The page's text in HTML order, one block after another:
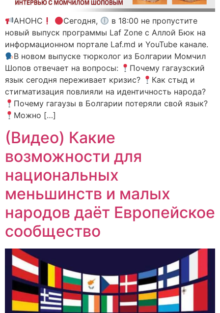
АНОНС Сегодня,
в 18:00 не пропустите
новый выпуск программы Laf Zone с Аллой Бюк на
информационном портале Laf.md и YouTube канале.
В новом выпуске тюрколог из Болгарии Момчил
Шопов отвечает на вопросы:
Почему гагаузский
язык сегодня переживает кризис?
Как стыд и
стигматизация повлияли на идентичность народа?
Почему гагаузы в Болгарии потеряли свой язык?
Можно […]
(Видео) Какие
возможности для
национальных
меньшинств и малых
народов даёт Европейское
сообщество